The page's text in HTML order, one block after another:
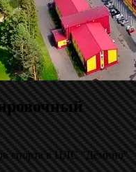
спорта в ЦЛС "Дёмино"